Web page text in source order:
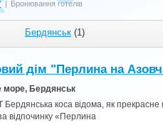
| Бронювання готелів
Бердянськ (1)
дім "Перлина на
море, Бердянськ
коса відома, як прекрасне
відпочинку «Перлина